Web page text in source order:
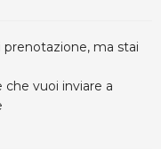
ma stai
che vuoi inviare a